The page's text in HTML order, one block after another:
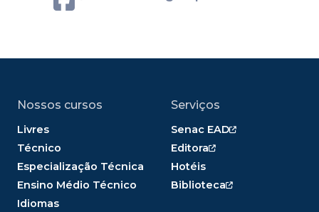
Nossos cursos
Livres
Técnico
Especialização Técnica
Ensino Médio Técnico
Idiomas
Serviços
Senac EAD
Editora
Hotéis
Biblioteca